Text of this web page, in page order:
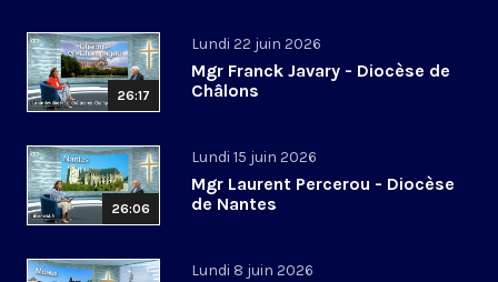
26:17
Lundi 22 juin 2026
Mgr Franck Javary - Diocèse de
Châlons
26:06
Lundi 15 juin 2026
Mgr Laurent Percerou - Diocèse
de Nantes
Lundi 8 juin 2026